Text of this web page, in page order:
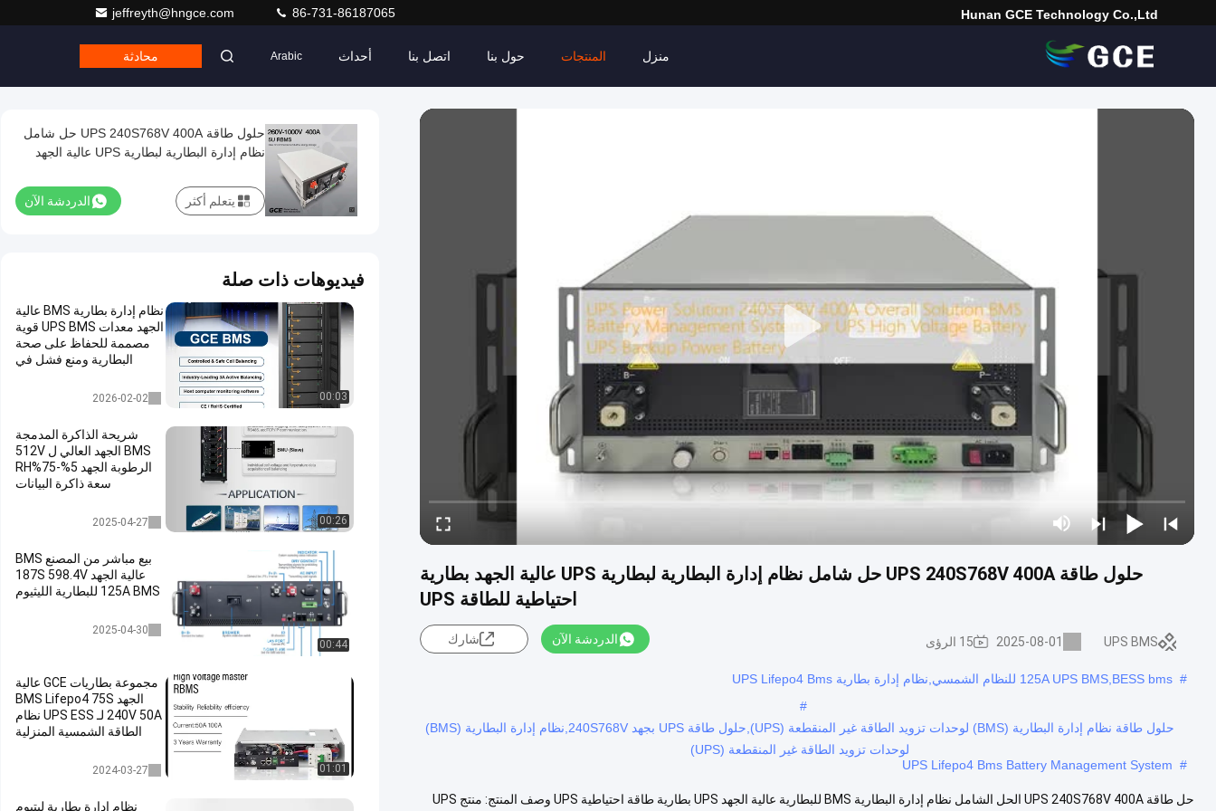
Hunan GCE Technology Co.,Ltd
jeffreyth@hngce.com 86-731-86187065
منزل المنتجات حول بنا اتصل بنا أحداث Arabic محادثة
حلول طاقة UPS 240S768V 400A حل شامل نظام إدارة البطارية لبطارية UPS عالية الجهد بطارية
احتياطية للطاقة UPS
UPS BMS
2025-08-01 15 الرؤى الدردشة الآن شارك
# 125A UPS BMS,BESS bms للنظام الشمسي,نظام إدارة بطارية UPS Lifepo4 Bms
#
حلول طاقة نظام إدارة البطارية (BMS) لوحدات تزويد الطاقة غير المنقطعة (UPS),حلول طاقة UPS بجهد 240S768V,نظام إدارة البطارية (BMS)
لوحدات تزويد الطاقة غير المنقطعة (UPS)
#
UPS Lifepo4 Bms Battery Management System
حل طاقة UPS 240S768V 400A الحل الشامل نظام إدارة البطارية BMS للبطارية عالية الجهد UPS بطارية طاقة احتياطية UPS وصف المنتج: منتج UPS
حلول طاقة UPS 240S768V 400A حل شامل
نظام إدارة البطارية لبطارية UPS عالية الجهد
الدردشة الآن يتعلم أكثر
فيديوهات ذات صلة
00:03
نظام إدارة بطارية BMS عالية
الجهد معدات UPS BMS قوية
مصممة للحفاظ على صحة
البطارية ومنع فشل في
2026-02-02
00:26
شريحة الذاكرة المدمجة
BMS الجهد العالي ل 512V
الرطوبة الجهد 5%-75%RH
سعة ذاكرة البيانات
2025-04-27
00:44
بيع مباشر من المصنع BMS
عالية الجهد 187S 598.4V
125A BMS للبطارية الليثيوم
2025-04-30
01:01
مجموعة بطاريات GCE عالية
الجهد BMS Lifepo4 75S
240V 50A لـ UPS ESS نظام
الطاقة الشمسية المنزلية
2024-03-27
نظام إدارة بطارية ليتيوم